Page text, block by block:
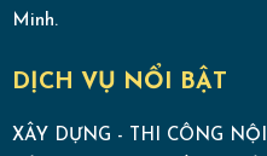
Minh.
DỊCH VỤ NỔI BẬT
XÂY DỰNG - THI CÔNG